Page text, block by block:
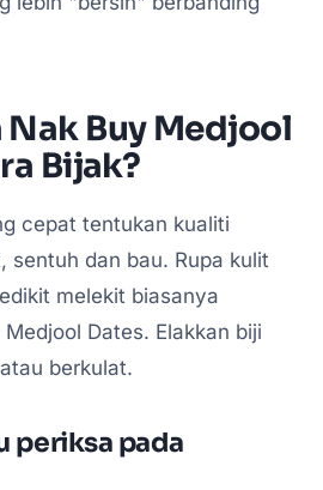
Nak Buy Medjool
Bijak?
cepat tentukan kualiti
sentuh dan bau. Rupa kulit
melekit biasanya
Dates. Elakkan biji
berkulat.
periksa pada